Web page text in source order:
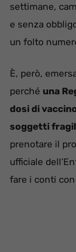
settimane,
e senza
un folto
È, però,
perché una
dosi di
soggetti
prenotare il
ufficiale
fare i conti